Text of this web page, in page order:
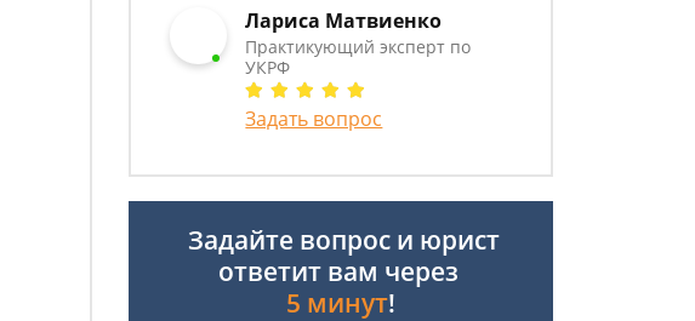
Лариса Матвиенко
Практикующий эксперт по
УКРФ
Задать вопрос
Задайте вопрос и юрист
ответит вам через
5 минут!